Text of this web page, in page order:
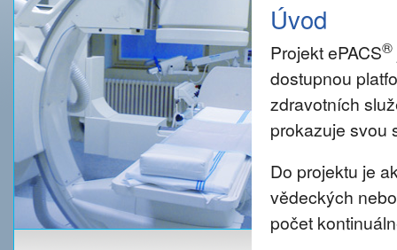
Úvod
Projekt ePACS®
dostupnou
zdravotních
prokazuje svou
Do projektu je
vědeckých
počet